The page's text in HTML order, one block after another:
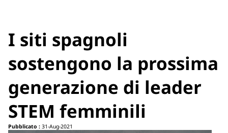
I siti spagnoli
sostengono la prossima
generazione di leader
STEM femminili
Pubblicato : 31-Aug-2021